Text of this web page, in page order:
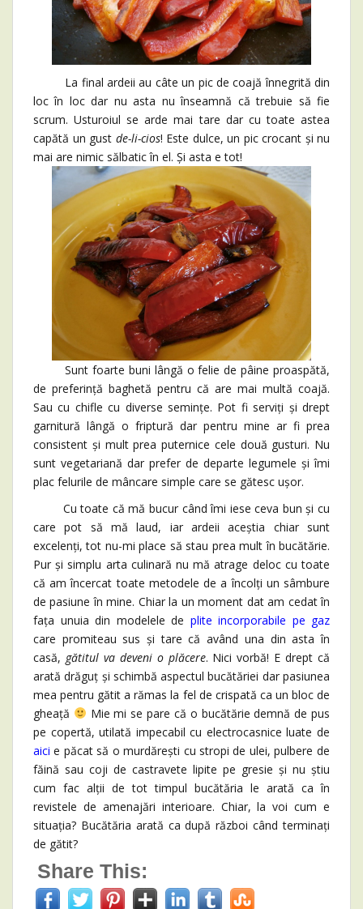
La final ardeii au câte un pic de coajă înnegrită din
loc în loc dar nu asta nu înseamnă că trebuie să fie
scrum. Usturoiul se arde mai tare dar cu toate astea
capătă un gust de-li-cios! Este dulce, un pic crocant și nu
mai are nimic sălbatic în el. Și asta e tot!
Sunt foarte buni lângă o felie de pâine proaspătă,
de preferință baghetă pentru că are mai multă coajă.
Sau cu chifle cu diverse semințe. Pot fi serviți și drept
garnitură lângă o friptură dar pentru mine ar fi prea
consistent și mult prea puternice cele două gusturi. Nu
sunt vegetariană dar prefer de departe legumele și îmi
plac felurile de mâncare simple care se gătesc ușor.
Cu toate că mă bucur când îmi iese ceva bun și cu
care pot să mă laud, iar ardeii aceștia chiar sunt
excelenți, tot nu-mi place să stau prea mult în bucătărie.
Pur și simplu arta culinară nu mă atrage deloc cu toate
că am încercat toate metodele de a încolți un sâmbure
de pasiune în mine. Chiar la un moment dat am cedat în
fața unuia din modelele de plite incorporabile pe gaz
care promiteau sus și tare că având una din asta în
casă, gătitul va deveni o plăcere. Nici vorbă! E drept că
arată drăguț și schimbă aspectul bucătăriei dar pasiunea
mea pentru gătit a rămas la fel de crispată ca un bloc de
gheață
Mie mi se pare că o bucătărie demnă de pus
pe copertă, utilată impecabil cu electrocasnice luate de
aicie păcat să o murdărești cu stropi de ulei, pulbere de
făină sau coji de castravete lipite pe gresie și nu știu
cum fac alții de tot timpul bucătăria le arată ca în
revistele de amenajări interioare. Chiar, la voi cum e
situația? Bucătăria arată ca după război când terminați
de gătit?
Share This: